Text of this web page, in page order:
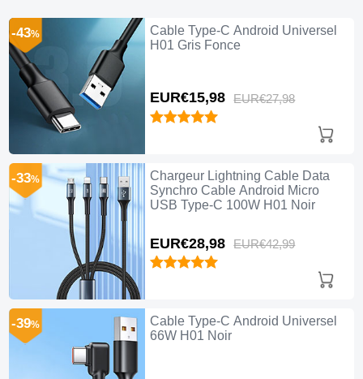
Cable Type-C Android Universel
H01 Gris Fonce
EUR€15,98 EUR€27,98
-43%
Chargeur Lightning Cable Data
Synchro Cable Android Micro
USB Type-C 100W H01 Noir
EUR€28,98 EUR€42,99
-33%
Cable Type-C Android Universel
66W H01 Noir
-39%